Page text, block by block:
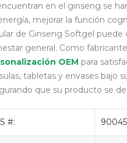
en el ginseng se
mejorar la función
de Ginseng Softgel puede
general. Como
OEM para
tabletas y envases bajo
que su producto se
#: